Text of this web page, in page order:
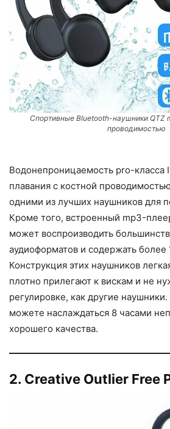
Спортивные Bluetooth-наушники QTZ
проводимостью
Водонепроницаемость pro-класса
плавания с костной
одними из лучших наушников для
Кроме того, встроенный mp3-
может воспроизводить
аудиоформатов и содержать более
Конструкция этих наушников
плотно прилегают к вискам и не
регулировке, как другие
можете наслаждаться 8 часами
хорошего качества.
2. Creative Outlier Free